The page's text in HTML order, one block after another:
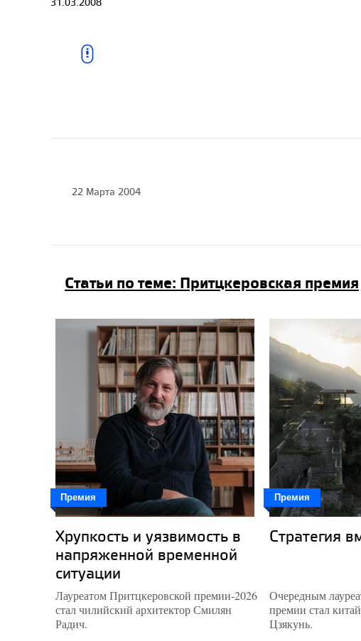
Том Мейн - лауреат
Притцкеровской
23.03.2005
Григорий Ревзин.
Лучшим архитектором
может стать каждый.
Присуждена Pritzker
Prize // Коммерсантъ,
18.05.2002
Григорий Ревзин.
Занудство
вознаграждается.
Названы новые
лауреаты
Притцкеровской
премии //
Коммерсантъ,
04.04.2001
22 Марта 2004
Статьи по теме: Притцкеровская премия
Премия
Хрупкость и уязвимость в
напряженной временной
ситуации
Лауреатом Притцкеровской премии-2026
стал чилийский архитектор Смилян
Радич.
Премия
Стратегия
Очередным
премии стал
Цзякунь.